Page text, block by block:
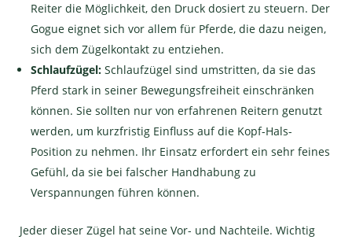
Reiter die Möglichkeit, den Druck dosiert zu steuern. Der
Gogue eignet sich vor allem für Pferde, die dazu neigen,
sich dem Zügelkontakt zu entziehen.
Schlaufzügel:Schlaufzügel sind umstritten, da sie das
Pferd stark in seiner Bewegungsfreiheit einschränken
können. Sie sollten nur von erfahrenen Reitern genutzt
werden, um kurzfristig Einfluss auf die Kopf-Hals-
Position zu nehmen. Ihr Einsatz erfordert ein sehr feines
Gefühl, da sie bei falscher Handhabung zu
Verspannungen führen können.
Jeder dieser Zügel hat seine Vor- und Nachteile. Wichtig